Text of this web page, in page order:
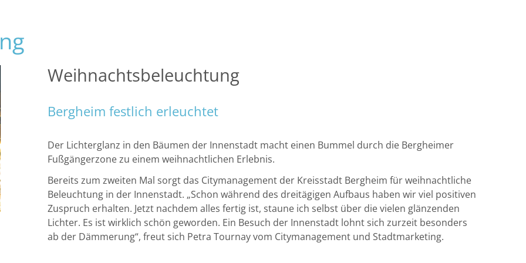
Weihnachtsbeleuchtung
Bergheim festlich erleuchtet
Der Lichterglanz in den Bäumen der Innenstadt macht einen Bummel durch die Bergheimer
Fußgängerzone zu einem weihnachtlichen Erlebnis.
Bereits zum zweiten Mal sorgt das Citymanagement der Kreisstadt Bergheim für weihnachtliche
Beleuchtung in der Innenstadt. „Schon während des dreitägigen Aufbaus haben wir viel positiven
Zuspruch erhalten. Jetzt nachdem alles fertig ist, staune ich selbst über die vielen glänzenden
Lichter. Es ist wirklich schön geworden. Ein Besuch der Innenstadt lohnt sich zurzeit besonders
ab der Dämmerung“, freut sich Petra Tournay vom Citymanagement und Stadtmarketing.